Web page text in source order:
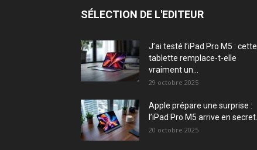
SÉLECTION DE L'EDITEUR
J’ai testé l’iPad Pro M5 : cette
tablette remplace-t-elle
vraiment un...
29 octobre 2025
Apple prépare une surprise :
l’iPad Pro M5 arrive en secret...
20 octobre 2025